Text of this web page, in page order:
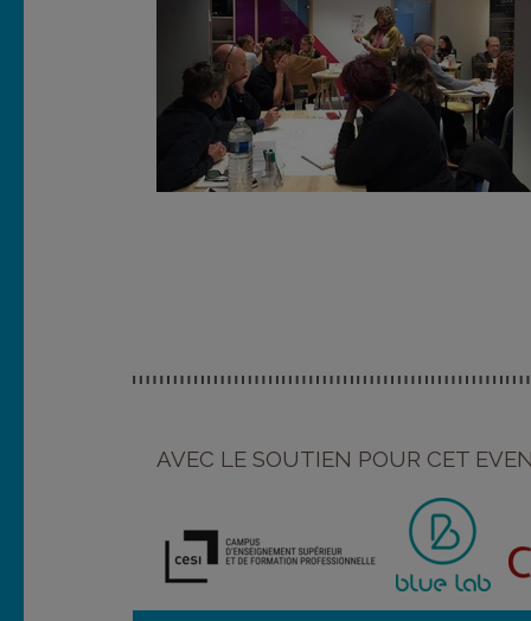
AVEC LE SOUTIEN POUR CET